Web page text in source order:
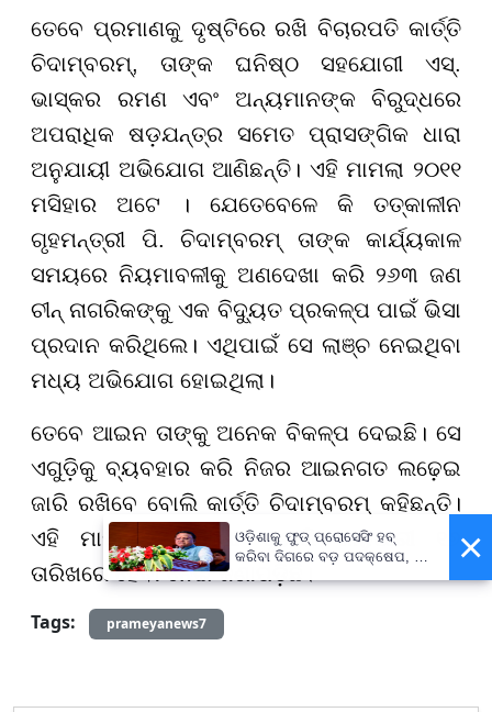
ତେବେ ପ୍ରମାଣକୁ ଦୃଷ୍ଟିରେ ରଖି ବିଚାରପତି କାର୍ତ୍ତି
ଚିଦାମ୍ବରମ୍, ତାଙ୍କ ଘନିଷ୍ଠ ସହଯୋଗୀ ଏସ୍.
ଭାସ୍କର ରମଣ ଏବଂ ଅନ୍ୟମାନଙ୍କ ବିରୁଦ୍ଧରେ
ଅପରାଧିକ ଷଡ଼ଯନ୍ତ୍ର ସମେତ ପ୍ରାସଙ୍ଗିକ ଧାରା
ଅନୁଯାୟୀ ଅଭିଯୋଗ ଆଣିଛନ୍ତି। ଏହି ମାମଲା ୨୦୧୧
ମସିହାର ଅଟେ । ଯେତେବେଳେ କି ତତ୍କାଳୀନ
ଗୃହମନ୍ତ୍ରୀ ପି. ଚିଦାମ୍ବରମ୍ ତାଙ୍କ କାର୍ଯ୍ୟକାଳ
ସମୟରେ ନିୟମାବଳୀକୁ ଅଣଦେଖା କରି ୨୬୩ ଜଣ
ଚୀନ୍ ନାଗରିକଙ୍କୁ ଏକ ବିଦ୍ୟୁତ ପ୍ରକଳ୍ପ ପାଇଁ ଭିସା
ପ୍ରଦାନ କରିଥିଲେ। ଏଥିପାଇଁ ସେ ଲାଞ୍ଚ ନେଇଥିବା
ମଧ୍ୟ ଅଭିଯୋଗ ହୋଇଥିଲା।
ତେବେ ଆଇନ ତାଙ୍କୁ ଅନେକ ବିକଳ୍ପ ଦେଇଛି। ସେ
ଏଗୁଡ଼ିକୁ ବ୍ୟବହାର କରି ନିଜର ଆଇନଗତ ଲଢ଼େଇ
ଜାରି ରଖିବେ ବୋଲି କାର୍ତ୍ତି ଚିଦାମ୍ବରମ୍ କହିଛନ୍ତି।
ଏହି ମାମଲାର ଆଗାମୀ ଶୁଣାଣି ଜାନୁଆରୀ ୧୬
ତାରିଖରେ ହେବା ନେଇ ଜଣାପଡ଼ିଛି।
Tags:
prameyanews7
×
ଓଡ଼ିଶାକୁ ଫୁଡ୍ ପ୍ରୋସେସିଂ ହବ୍
କରିବା ଦିଗରେ ବଡ଼ ପଦକ୍ଷେପ, ୪୨